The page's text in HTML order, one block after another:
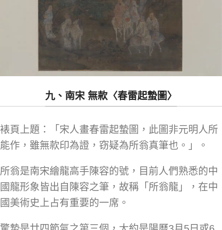
九、南宋 無款〈春雷起蟄圖〉
裱頁上題：「宋人畫春雷起蟄圖，此圖非元明人所
能作，雖無款印為證，窃疑為所翁真筆也。」。
所翁是南宋繪龍高手陳容的號，目前人們熟悉的中
國龍形象皆出自陳容之筆，故稱「所翁龍」，在中
國美術史上占有重要的一席。